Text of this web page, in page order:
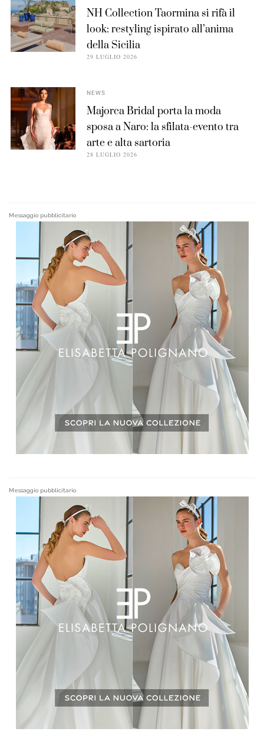
NH Collection Taormina si rifà il
look: restyling ispirato all’anima
della Sicilia
29 LUGLIO 2026
NEWS
Majorca Bridal porta la moda
sposa a Naro: la sfilata-evento tra
arte e alta sartoria
28 LUGLIO 2026
Messaggio pubblicitario
Messaggio pubblicitario